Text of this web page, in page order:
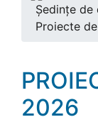
Şedinţe de
Proiecte
2026